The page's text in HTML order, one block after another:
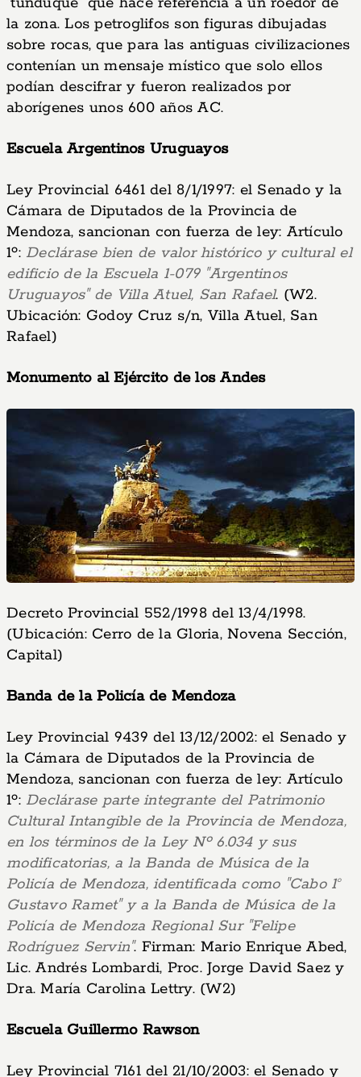
la zona. Los petroglifos son figuras dibujadas
sobre rocas, que para las antiguas civilizaciones
contenían un mensaje místico que solo ellos
podían descifrar y fueron realizados por
aborígenes unos 600 años AC.
Escuela Argentinos Uruguayos
Ley Provincial 6461 del 8/1/1997: el Senado y la
Cámara de Diputados de la Provincia de
Mendoza, sancionan con fuerza de ley: Artículo
1º: Declárase bien de valor histórico y cultural el
edificio de la Escuela 1-079 "Argentinos
Uruguayos" de Villa Atuel, San Rafael. (W2.
Ubicación: Godoy Cruz s/n, Villa Atuel, San
Rafael)
Monumento al Ejército de los Andes
Decreto Provincial 552/1998 del 13/4/1998.
(Ubicación: Cerro de la Gloria, Novena Sección,
Capital)
Banda de la Policía de Mendoza
Ley Provincial 9439 del 13/12/2002: el Senado y
la Cámara de Diputados de la Provincia de
Mendoza, sancionan con fuerza de ley: Artículo
1º: Declárase parte integrante del Patrimonio
Cultural Intangible de la Provincia de Mendoza,
en los términos de la Ley Nº 6.034 y sus
modificatorias, a la Banda de Música de la
Policía de Mendoza, identificada como "Cabo 1°
Gustavo Ramet" y a la Banda de Música de la
Policía de Mendoza Regional Sur "Felipe
Rodríguez Servin". Firman: Mario Enrique Abed,
Lic. Andrés Lombardi, Proc. Jorge David Saez y
Dra. María Carolina Lettry. (W2)
Escuela Guillermo Rawson
Ley Provincial 7161 del 21/10/2003: el Senado y